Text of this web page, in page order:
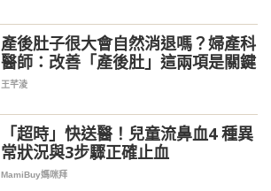
產後肚子很大會自然消退嗎？婦產科
醫師：改善「產後肚」這兩項是關鍵
王芊淩
「超時」快送醫！兒童流鼻血4 種異
常狀況與3步驟正確止血
MamiBuy媽咪拜